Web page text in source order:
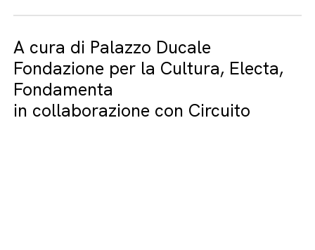
A cura di Palazzo Ducale
Fondazione per la Cultura, Electa,
Fondamenta
in collaborazione con Circuito